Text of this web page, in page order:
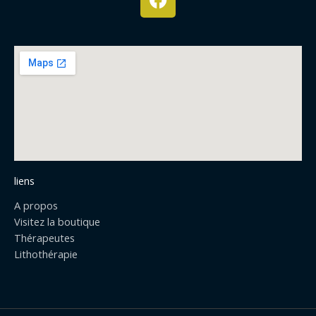
a
c
e
liens
A propos
Visitez la boutique
Thérapeutes
Lithothérapie